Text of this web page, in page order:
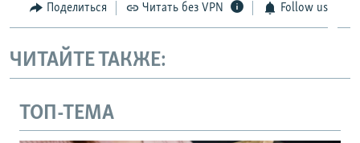
Поделиться Читать без VPN Follow us
ЧИТАЙТЕ ТАКЖЕ:
ТОП-ТЕМА